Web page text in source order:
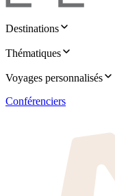
Destinations
Thématiques
Voyages personnalisés
Conférenciers